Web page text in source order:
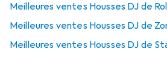
Meilleures ventes Housses DJ de
Meilleures ventes Housses DJ de
Meilleures ventes Housses DJ de